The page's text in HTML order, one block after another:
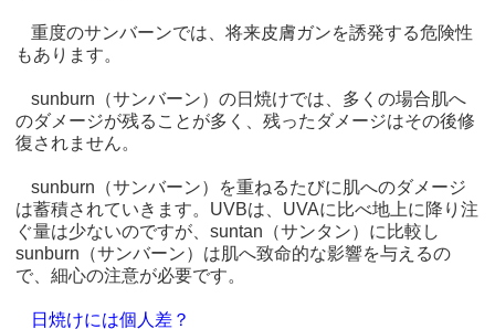
重度のサンバーンでは、将来皮膚ガンを誘発する危険性
もあります。
sunburn（サンバーン）の日焼けでは、多くの場合肌へ
のダメージが残ることが多く、残ったダメージはその後修
復されません。
sunburn（サンバーン）を重ねるたびに肌へのダメージ
は蓄積されていきます。UVBは、UVAに比べ地上に降り注
ぐ量は少ないのですが、suntan（サンタン）に比較し
sunburn（サンバーン）は肌へ致命的な影響を与えるの
で、細心の注意が必要です。
日焼けには個人差？